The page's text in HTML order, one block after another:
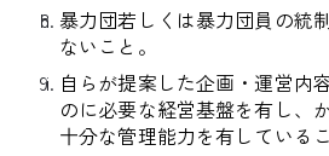
暴力団若しくは暴力団員の統
ないこと。
自らが提案した企画・運営内
のに必要な経営基盤を有し、
十分な管理能力を有しているこ